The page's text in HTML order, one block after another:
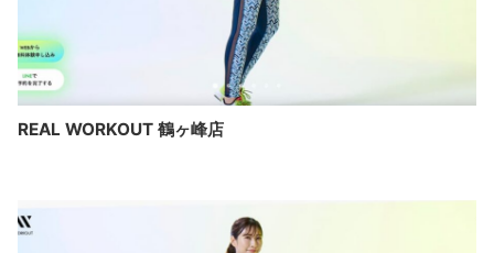
REAL WORKOUT 鶴ヶ峰店